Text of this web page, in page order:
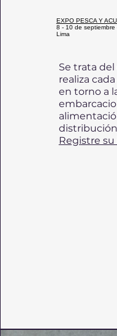
EXPO PESCA Y
8 - 10 de septiembre
Lima
Se trata
realiza
en torno a
Registre